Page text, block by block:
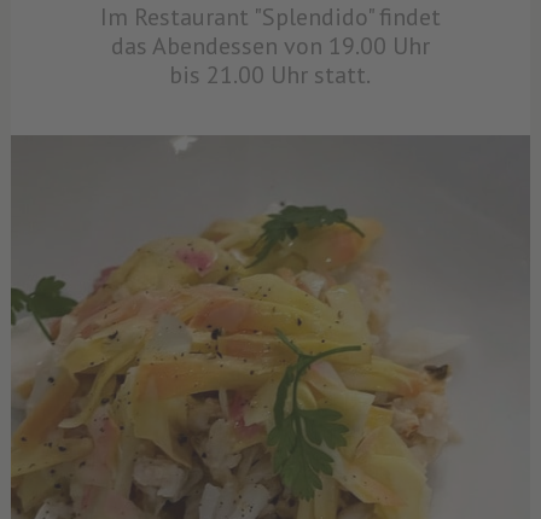
Im Restaurant "Splendido" findet
das Abendessen von 19.00 Uhr
bis 21.00 Uhr statt.